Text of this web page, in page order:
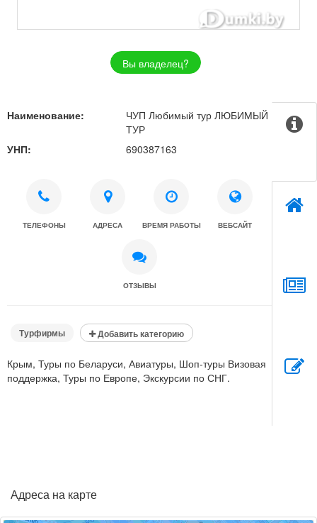
Вы владелец?
Наименование:
ЧУП Любимый тур ЛЮБИМЫЙ
ТУР
УНП:
690387163
ТЕЛЕФОНЫ АДРЕСА ВРЕМЯ РАБОТЫ ВЕБСАЙТ
ОТЗЫВЫ
Турфирмы Добавить категорию
Крым, Туры по Беларуси, Авиатуры, Шоп-туры Визовая
поддержка, Туры по Европе, Экскурсии по СНГ.
Адреса на карте